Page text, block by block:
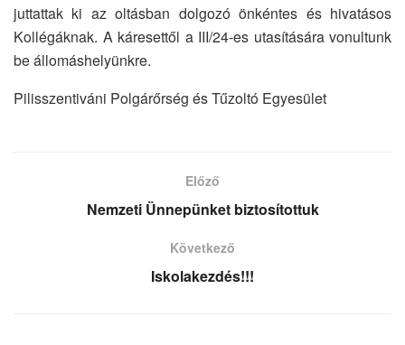
juttattak ki az oltásban dolgozó önkéntes és hivatásos
Kollégáknak. A káresettől a III/24-es utasítására vonultunk
be állomáshelyünkre.
Pilisszentiváni Polgárőrség és Tűzoltó Egyesület
Előző
Nemzeti Ünnepünket biztosítottuk
Következő
Iskolakezdés!!!